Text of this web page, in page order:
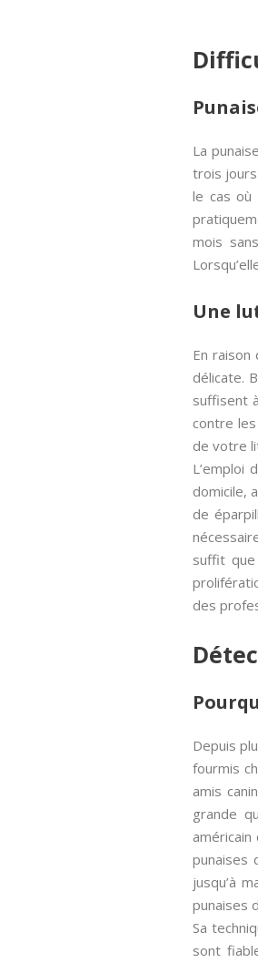
La
trois
le cas où
mois
Une
En
délicate.
suffisent
contre
de votre
domicile,
de
suffit
des
Depuis
fourmis
amis
grande
punaises
jusqu’à
punaises
Sa
sont